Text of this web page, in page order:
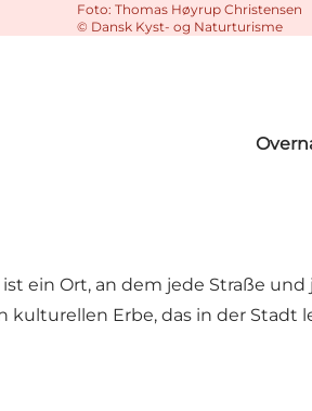
Foto: Thomas Høyrup Christensen
© Dansk Kyst- og Naturturisme
ein Ort, an dem jede Straße
kulturellen Erbe, das in der Stadt